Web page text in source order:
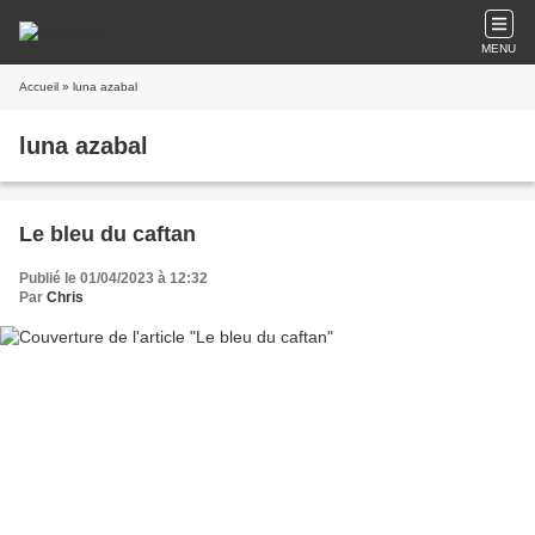
MENU
Accueil » luna azabal
luna azabal
Le bleu du caftan
Publié le 01/04/2023 à 12:32
Par Chris